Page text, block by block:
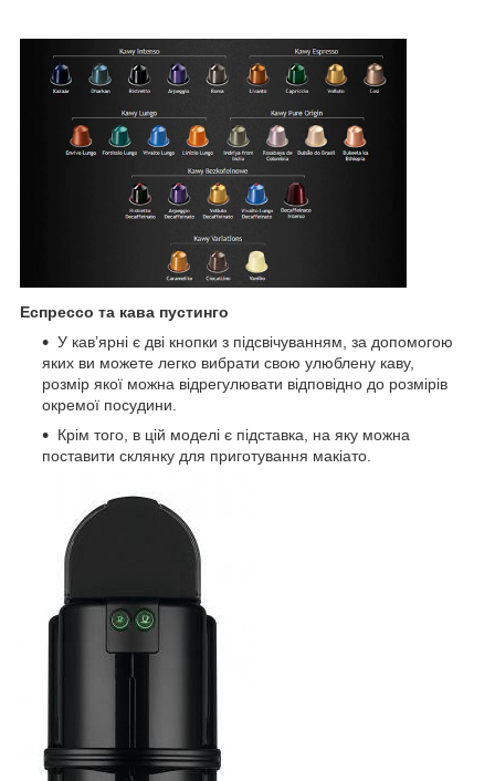
Еспрессо та кава пустинго
У кав’ярні є дві кнопки з підсвічуванням, за допомогою
яких ви можете легко вибрати свою улюблену каву,
розмір якої можна відрегулювати відповідно до розмірів
окремої посудини.
Крім того, в цій моделі є підставка, на яку можна
поставити склянку для приготування макіато.